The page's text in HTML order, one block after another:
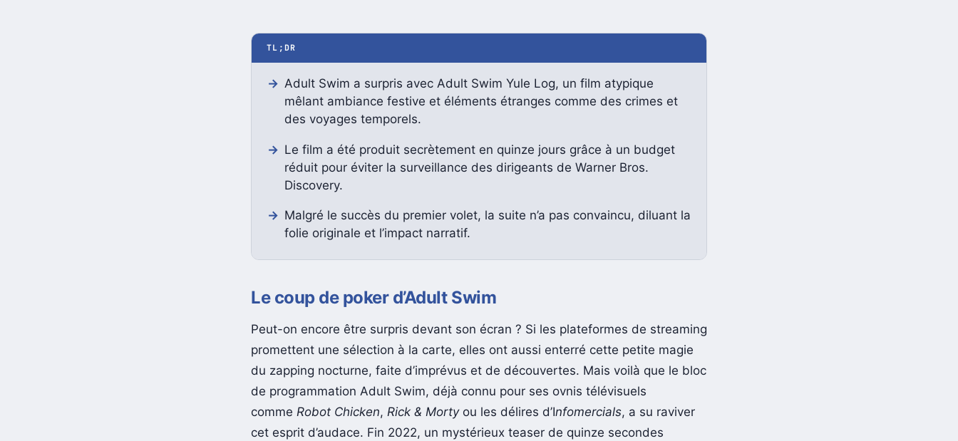
TL;DR
Adult Swim a surpris avec Adult Swim Yule Log, un film atypique
mêlant ambiance festive et éléments étranges comme des crimes et
des voyages temporels.
Le film a été produit secrètement en quinze jours grâce à un budget
réduit pour éviter la surveillance des dirigeants de Warner Bros.
Discovery.
Malgré le succès du premier volet, la suite n’a pas convaincu, diluant la
folie originale et l’impact narratif.
Le coup de poker d’Adult Swim
Peut-on encore être surpris devant son écran ? Si les plateformes de streaming
promettent une sélection à la carte, elles ont aussi enterré cette petite magie
du zapping nocturne, faite d’imprévus et de découvertes. Mais voilà que le bloc
de programmation Adult Swim, déjà connu pour ses ovnis télévisuels
comme Robot Chicken, Rick & Morty ou les délires d’Infomercials, a su raviver
cet esprit d’audace. Fin 2022, un mystérieux teaser de quinze secondes